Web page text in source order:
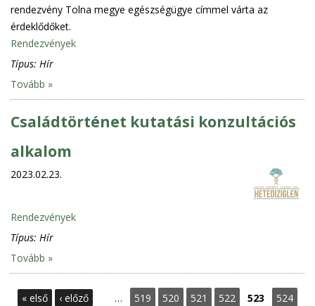
rendezvény Tolna megye egészségügye címmel várta az
érdeklődőket.
Rendezvények
Típus: Hír
Tovább »
Családtörténet kutatási konzultációs
alkalom
2023.02.23.
Rendezvények
Típus: Hír
Tovább »
P « első ‹ előző … 519 520 521 522 523 524